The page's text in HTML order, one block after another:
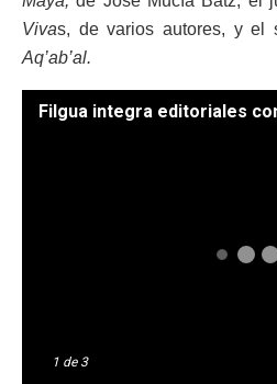
Vivas, de varios autores, y el
Aq’ab’al.
1 de 3